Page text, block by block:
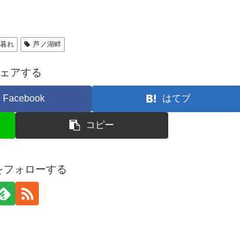
れ 芦ノ湖畔
アする
Facebook はてブ
コピー
フォローする